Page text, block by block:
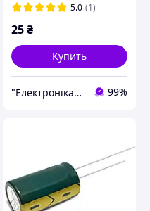
5.0 (1)
25₴
Купить
"Електроніка" - Інтернет-магазин 99%